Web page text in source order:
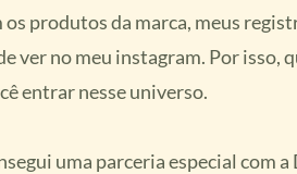
produtos da marca, meus
ver no meu instagram. Por isso,
entrar nesse universo.
uma parceria especial com